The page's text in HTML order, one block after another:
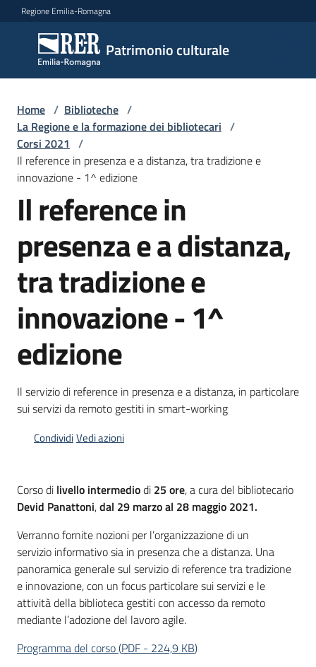
Vai al contenuto
Vai alla navigazione
Vai al footer
Regione Emilia-Romagna
Patrimonio culturale
Patrimonio
culturale
Argomenti
Novità
Servizi
Leggi
Atti
Bandi
Piani
Programmi
Giuseppe
Guglielmi
Seguici
su
Home / Biblioteche /
La Regione e la formazione dei bibliotecari /
Corsi 2021 /
Il reference in presenza e a distanza, tra tradizione e
innovazione - 1^ edizione
Il reference in
presenza e a distanza,
tra tradizione e
innovazione - 1^
edizione
Il servizio di reference in presenza e a distanza, in particolare
sui servizi da remoto gestiti in smart-working
CondividiVedi azioni
Corso di livello intermediodi 25 ore, a cura del bibliotecario
Devid Panattoni,dal 29 marzo al 28 maggio 2021.
Verranno fornite nozioni per l’organizzazione di un
servizio informativo sia in presenza che a distanza. Una
panoramica generale sul servizio di reference tra tradizione
e innovazione, con un focus particolare sui servizi e le
attività della biblioteca gestiti con accesso da remoto
mediante l’adozione del lavoro agile.
Programma del corso(PDF - 224,9 KB)